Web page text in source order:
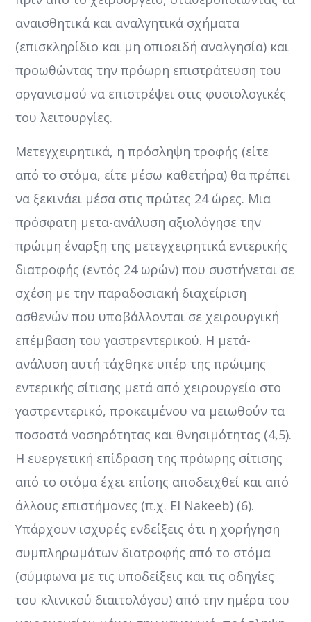
αναισθητικά και αναλγητικά σχήματα
(επισκληρίδιο και μη οπιοειδή αναλγησία) και
προωθώντας την πρόωρη επιστράτευση του
οργανισμού να επιστρέψει στις φυσιολογικές
του λειτουργίες.
Μετεγχειρητικά, η πρόσληψη τροφής (είτε
από το στόμα, είτε μέσω καθετήρα) θα πρέπει
να ξεκινάει μέσα στις πρώτες 24 ώρες. Μια
πρόσφατη μετα-ανάλυση αξιολόγησε την
πρώιμη έναρξη της μετεγχειρητικά εντερικής
διατροφής (εντός 24 ωρών) που συστήνεται σε
σχέση με την παραδοσιακή διαχείριση
ασθενών που υποβάλλονται σε χειρουργική
επέμβαση του γαστρεντερικού. Η μετά-
ανάλυση αυτή τάχθηκε υπέρ της πρώιμης
εντερικής σίτισης μετά από χειρουργείο στο
γαστρεντερικό, προκειμένου να μειωθούν τα
ποσοστά νοσηρότητας και θνησιμότητας (4,5).
Η ευεργετική επίδραση της πρόωρης σίτισης
από το στόμα έχει επίσης αποδειχθεί και από
άλλους επιστήμονες (π.χ. El Nakeeb) (6).
Υπάρχουν ισχυρές ενδείξεις ότι η χορήγηση
συμπληρωμάτων διατροφής από το στόμα
(σύμφωνα με τις υποδείξεις και τις οδηγίες
του κλινικού διαιτολόγου) από την ημέρα του